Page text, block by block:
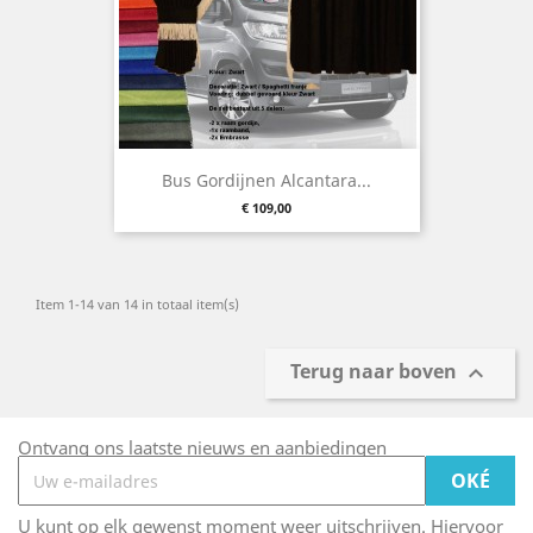
Bus Gordijnen Alcantara...
Prijs
€ 109,00
Item 1-14 van 14 in totaal item(s)
Terug naar boven 
Ontvang ons laatste nieuws en aanbiedingen
U kunt op elk gewenst moment weer uitschrijven. Hiervoor